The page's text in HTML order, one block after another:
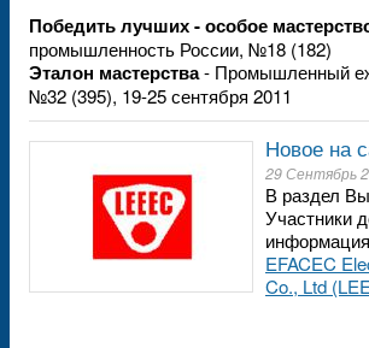
Победить лучших - особое
промышленность России, №18 (182)
Эталон мастерства- Промышленный
№32 (395), 19-25 сентября 2011
Новое на
29 Сентябрь
В раздел
Участники
EFACEC
Co., Ltd